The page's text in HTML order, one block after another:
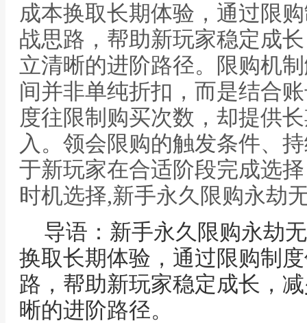
成本换取长期体验，通过限
战思路，帮助新玩家稳定成
立清晰的进阶路径。限购机
间并非单纯折扣，而是结合
度往限制购买次数，却提供
入。领会限购的触发条件、
于新玩家在合适阶段完成选
时机选择,新手永久限购永劫
导语：新手永久限购永劫
换取长期体验，通过限购制
路，帮助新玩家稳定成长，
晰的进阶路径。